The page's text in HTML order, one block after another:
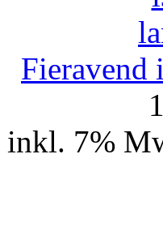
Fieravend
inkl. 7%